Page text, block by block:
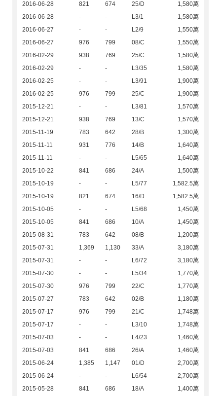
2016-06-28
821 674 25/D
1,580萬
2016-06-28
- - L3/1
1,580萬
2016-06-27
- - L2/9
1,550萬
2016-06-27
976 799 08/C
1,550萬
2016-02-29
938 769 25/C
1,580萬
2016-02-29
- - L3/35
1,580萬
2016-02-25
- - L3/91
1,900萬
2016-02-25
976 799 25/C
1,900萬
2015-12-21
- - L3/81
1,570萬
2015-12-21
938 769 13/C
1,570萬
2015-11-19
783 642 28/B
1,300萬
2015-11-11
931 776 14/B
1,640萬
2015-11-11
- - L5/65
1,640萬
2015-10-22
841 686 24/A
1,500萬
2015-10-19
- - L5/77
1,582.5萬
2015-10-19
821 674 16/D
1,582.5萬
2015-10-05
- - L5/68
1,450萬
2015-10-05
841 686 10/A
1,450萬
2015-08-31
783 642 08/B
1,200萬
2015-07-31
1,369 1,130 33/A
3,180萬
2015-07-31
- - L6/72
3,180萬
2015-07-30
- - L5/34
1,770萬
2015-07-30
976 799 22/C
1,770萬
2015-07-27
783 642 02/B
1,180萬
2015-07-17
976 799 21/C
1,748萬
2015-07-17
- - L3/10
1,748萬
2015-07-03
- - L4/23
1,460萬
2015-07-03
841 686 26/A
1,460萬
2015-06-24
1,385 1,147 01/D
2,700萬
2015-06-24
- - L6/54
2,700萬
2015-05-28
841 686 18/A
1,400萬